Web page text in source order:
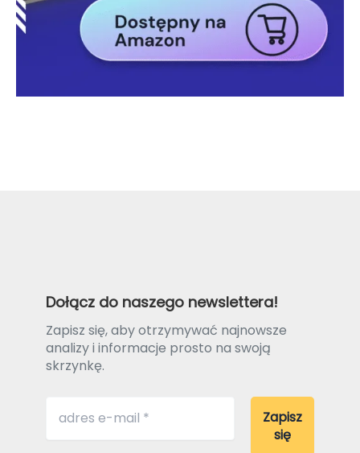
Dołącz do naszego newslettera!
Zapisz się, aby otrzymywać najnowsze
analizy i informacje prosto na swoją
skrzynkę.